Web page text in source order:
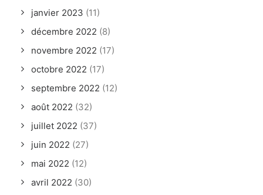
janvier 2023 (11)
décembre 2022 (8)
novembre 2022 (17)
octobre 2022 (17)
septembre 2022 (12)
août 2022 (32)
juillet 2022 (37)
juin 2022 (27)
mai 2022 (12)
avril 2022 (30)